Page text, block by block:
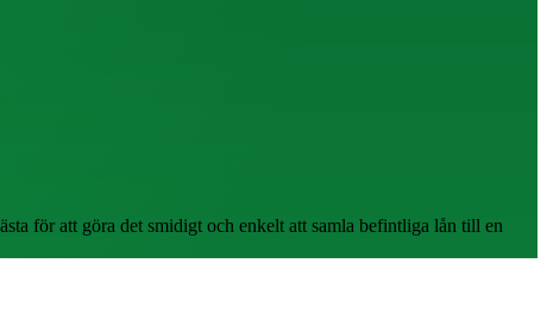
för att göra det smidigt och enkelt att samla befintliga lån till en